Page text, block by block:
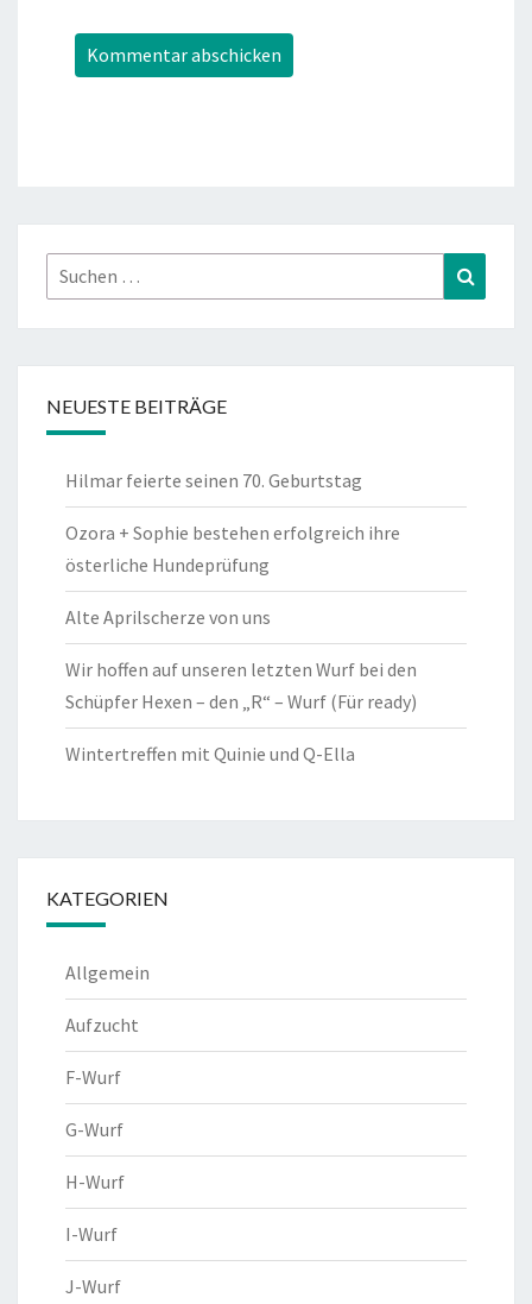
Suchen
nach:
NEUESTE BEITRÄGE
Hilmar feierte seinen 70. Geburtstag
Ozora + Sophie bestehen erfolgreich ihre
österliche Hundeprüfung
Alte Aprilscherze von uns
Wir hoffen auf unseren letzten Wurf bei den
Schüpfer Hexen – den „R“ – Wurf (Für ready)
Wintertreffen mit Quinie und Q-Ella
KATEGORIEN
Allgemein
Aufzucht
F-Wurf
G-Wurf
H-Wurf
I-Wurf
J-Wurf